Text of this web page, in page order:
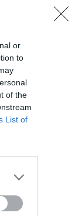
or
to
of the
List of